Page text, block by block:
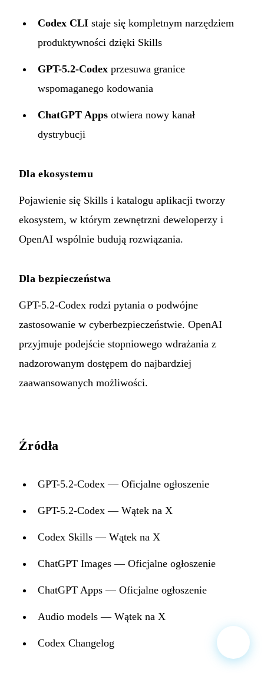
Codex CLI staje się kompletnym narzędziem
produktywności dzięki Skills
GPT-5.2-Codex przesuwa granice
wspomaganego kodowania
ChatGPT Apps otwiera nowy kanał
dystrybucji
Dla ekosystemu
Pojawienie się Skills i katalogu aplikacji tworzy
ekosystem, w którym zewnętrzni deweloperzy i
OpenAI wspólnie budują rozwiązania.
Dla bezpieczeństwa
GPT-5.2-Codex rodzi pytania o podwójne
zastosowanie w cyberbezpieczeństwie. OpenAI
przyjmuje podejście stopniowego wdrażania z
nadzorowanym dostępem do najbardziej
zaawansowanych możliwości.
Źródła
GPT-5.2-Codex — Oficjalne ogłoszenie
GPT-5.2-Codex — Wątek na X
Codex Skills — Wątek na X
ChatGPT Images — Oficjalne ogłoszenie
ChatGPT Apps — Oficjalne ogłoszenie
Audio models — Wątek na X
Codex Changelog